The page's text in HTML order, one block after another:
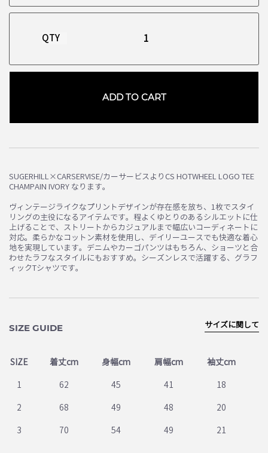
QTY
ADD TO CART
SUGERHILL×CARSERVISE/カーサービスよりCS HOTWHEEL LOGO TEE
CHAMPAIN IVORY なります。
ヴィンテージライクなプリントデザインが存在感を放ち、1枚でスタイ
リングの主役になるアイテムです。程よくゆとりのあるシルエットに仕
上げることで、ストリートからカジュアルまで幅広いコーディネートに
対応。柔らかなコットン素材を使用し、デイリーユースでも快適な着心
地を実現しています。デニムやカーゴパンツはもちろん、ショーツと合
わせたラフなスタイルにもおすすめ。シーズンレスで活躍する、グラフ
ィックTシャツです。
SIZE GUIDE
SIZE 着丈cm 身幅cm 肩幅cm 袖丈cm
1 62 45 41 18
2 68 49 48 20
3 70 54 49 21
サイズに関して